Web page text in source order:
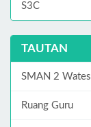
S3C
TAUTAN
SMAN 2 Wates
Ruang Guru